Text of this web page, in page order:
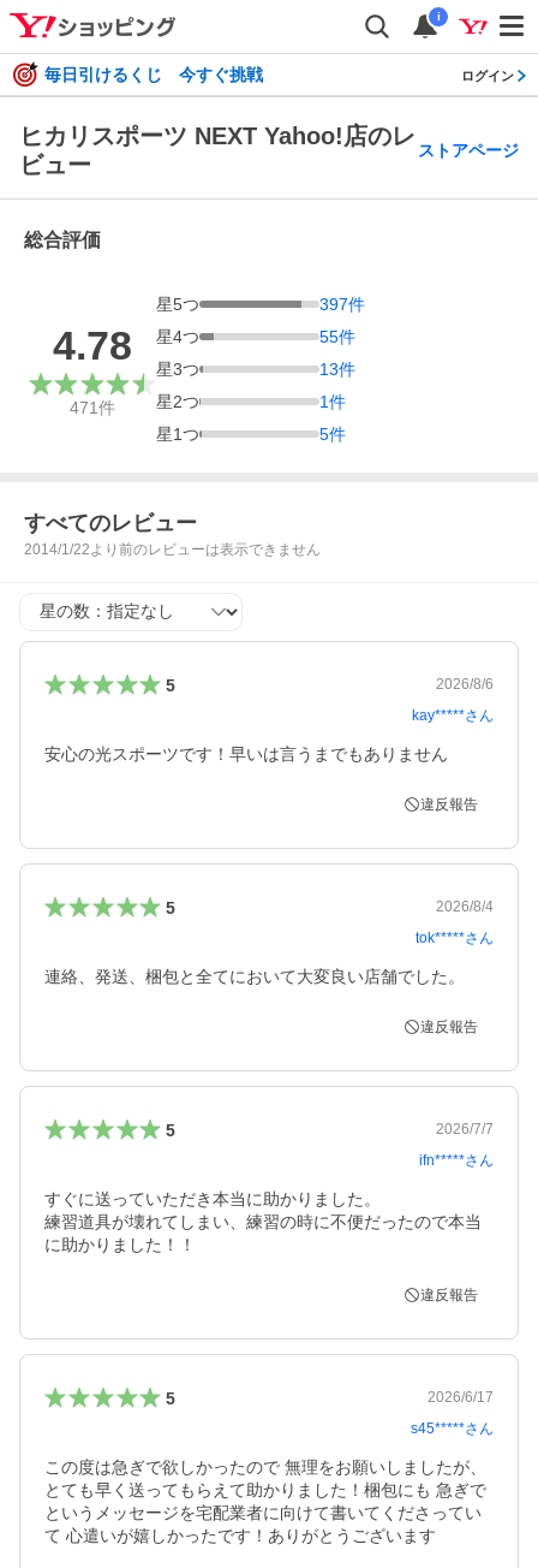
i
毎日引けるくじ 今すぐ挑戦 ログイン
ヒカリスポーツ NEXT Yahoo!店のレ
ビュー
ストアページ
総合評価
4.78
471件
星5つ 397件
星4つ 55件
星3つ 13件
星2つ 1件
星1つ 5件
すべてのレビュー
2014/1/22より前のレビューは表示できません
星の数
5
2026/8/6
kay*****さん
安心の光スポーツです！早いは言うまでもありません
違反報告
5
2026/8/4
tok*****さん
連絡、発送、梱包と全てにおいて大変良い店舗でした。
違反報告
5
2026/7/7
ifn*****さん
すぐに送っていただき本当に助かりました。
練習道具が壊れてしまい、練習の時に不便だったので本当
に助かりました！！
違反報告
5
2026/6/17
s45*****さん
この度は急ぎで欲しかったので 無理をお願いしましたが、
とても早く送ってもらえて助かりました！梱包にも 急ぎで
というメッセージを宅配業者に向けて書いてくださってい
て 心遣いが嬉しかったです！ありがとうございます